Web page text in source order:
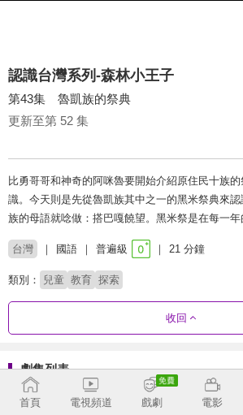
認識台灣系列-森林小王子
第43集 魯凱族的祭典
更新至第 52 集
比勇哥哥和神奇的阿咪魯要開始介紹原住民十族
識。今天則是先從魯凱族其中之一的黑米祭典來
族的母語就唸做：搭巴嘎饒望。黑米祭是在每一年
台灣 國語 普遍級 21 分鐘
類別： 兒童 教育 探索
收回
劇集列表
46 - 52 1 - 45
首頁 電視頻道 戲劇 電影